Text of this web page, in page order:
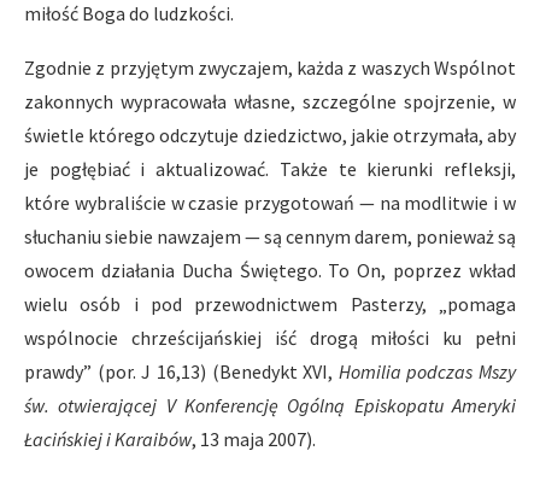
miłość Boga do ludzkości.
Zgodnie z przyjętym zwyczajem, każda z waszych Wspólnot
zakonnych wypracowała własne, szczególne spojrzenie, w
świetle którego odczytuje dziedzictwo, jakie otrzymała, aby
je pogłębiać i aktualizować. Także te kierunki refleksji,
które wybraliście w czasie przygotowań — na modlitwie i w
słuchaniu siebie nawzajem — są cennym darem, ponieważ są
owocem działania Ducha Świętego. To On, poprzez wkład
wielu osób i pod przewodnictwem Pasterzy, „pomaga
wspólnocie chrześcijańskiej iść drogą miłości ku pełni
prawdy” (por. J 16,13) (Benedykt XVI, Homilia podczas Mszy
św. otwierającej V Konferencję Ogólną Episkopatu Ameryki
Łacińskiej i Karaibów, 13 maja 2007).